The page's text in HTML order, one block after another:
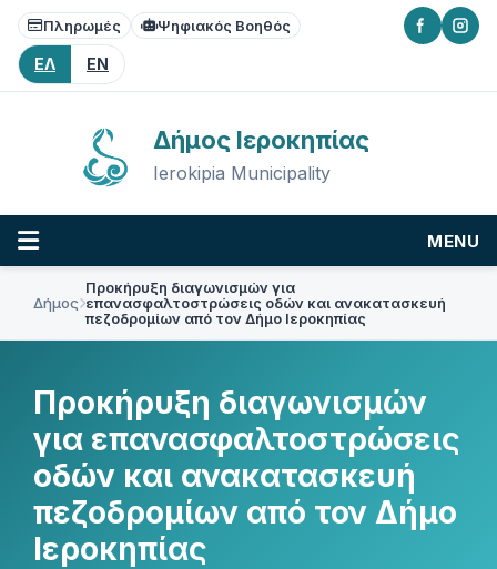
Skip
content
Skip
main
navigation
Skip
footer
Πληρωμές Ψηφιακός Βοηθός
ΕΛ EN
Δήμος Ιεροκηπίας
Ierokipia Municipality
MENU
Δήμος
Προκήρυξη διαγωνισμών για
επανασφαλτοστρώσεις οδών και ανακατασκευή
πεζοδρομίων από τον Δήμο Ιεροκηπίας
Προκήρυξη διαγωνισμών
για επανασφαλτοστρώσεις
οδών και ανακατασκευή
πεζοδρομίων από τον Δήμο
Ιεροκηπίας